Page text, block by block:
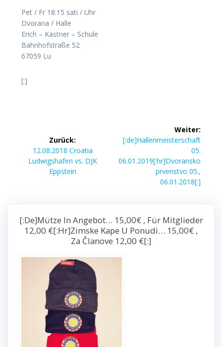
Pet / Fr 18:15 sati / Uhr
Dvorana / Halle
Erich – Kästner – Schule
Bahnhofstraße 52
67059 Lu
[:]
Zurück:
Vorheriger
Beitrag:
12.08.2018 Croatia
Ludwigshafen vs. DJK
Eppstein
Weiter:
Nächster
[:de]Hallenmeisterschaft
05.
06.01.2019[:hr]Dvoransko
prvenstvo 05.,
06.01.2018[:]
[:de]Mütze In Angebot… 15,00€ , Für Mitglieder
12,00 €[:hr]Zimske Kape U Ponudi… 15,00€ ,
Za Članove 12,00 €[:]